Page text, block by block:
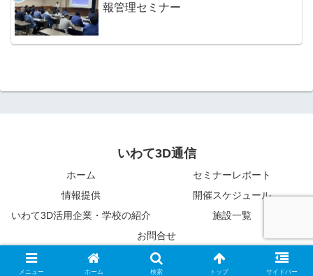
報管理セミナー
いわて3D通信
ホーム
セミナーレポート
情報提供
開催スケジュール
いわて3D活用企業・学校の紹介
施設一覧
お問合せ
© 2015-2026 いわて3D通信.
メニュー ホーム 検索 トップ サイドバー